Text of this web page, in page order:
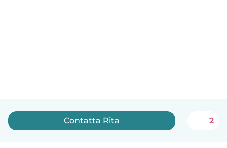
Contatta Rita 2